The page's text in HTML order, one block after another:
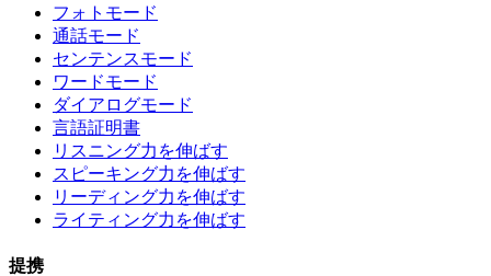
フォトモード
通話モード
センテンスモード
ワードモード
ダイアログモード
言語証明書
リスニング力を伸ばす
スピーキング力を伸ばす
リーディング力を伸ばす
ライティング力を伸ばす
提携